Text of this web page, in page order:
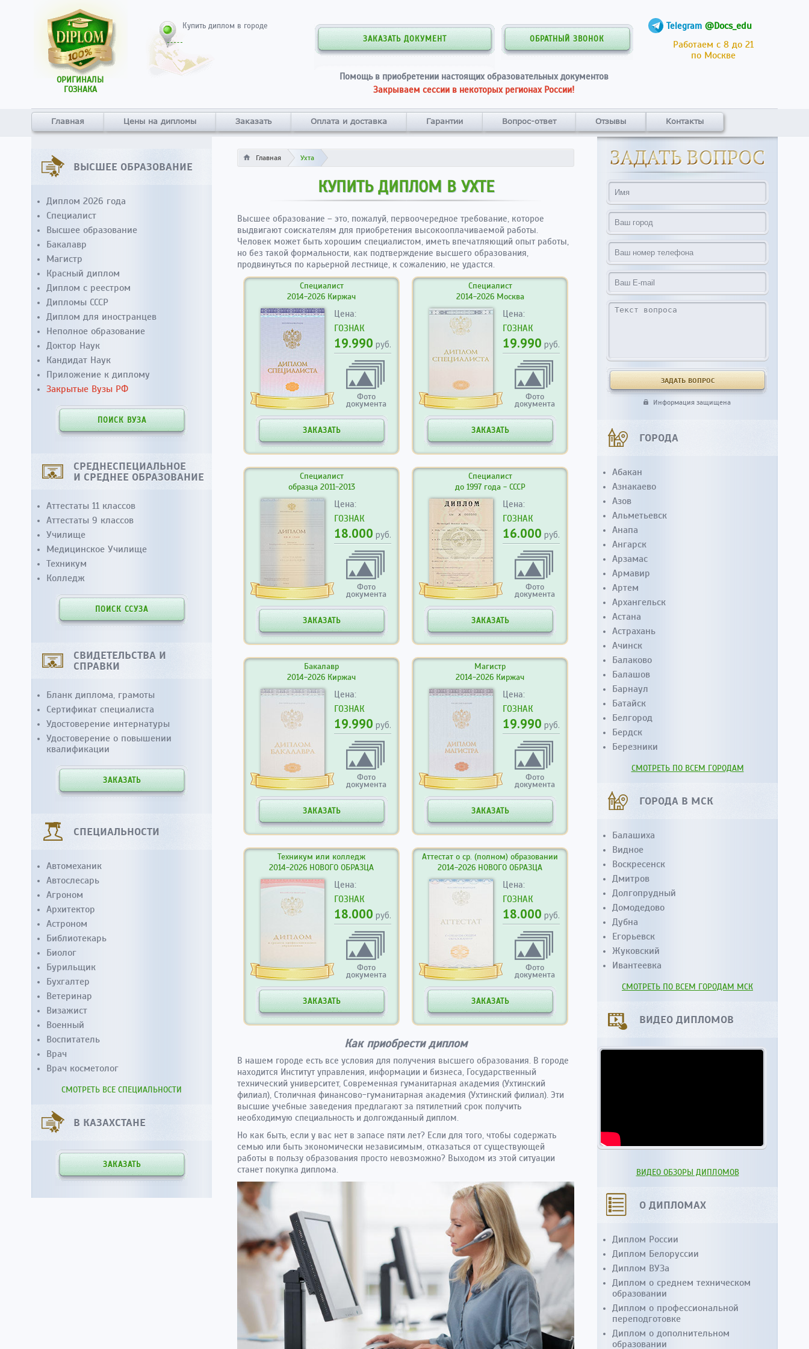
ОРИГИНАЛЫ
ГОЗНАКА
Купить диплом в городе Telegram @Docs_edu
Работаем с 8 до 21
по Москве
ЗАКАЗАТЬ ДОКУМЕНТ ОБРАТНЫЙ ЗВОНОК
Помощь в приобретении настоящих образовательных документов
Закрываем сессии в некоторых регионах России!
Главная Цены на дипломы Заказать Оплата и доставка Гарантии Вопрос-ответ Отзывы Контакты
Главная Ухта
КУПИТЬ ДИПЛОМ В УХТЕ
Высшее образование – это, пожалуй, первоочередное требование, которое
выдвигают соискателям для приобретения высокооплачиваемой работы.
Человек может быть хорошим специалистом, иметь впечатляющий опыт работы,
но без такой формальности, как подтверждение высшего образования,
продвинуться по карьерной лестнице, к сожалению, не удастся.
Специалист
2014-2026 Киржач
Цена:
ГОЗНАК
19.990 руб.
Фото
документа
ЗАКАЗАТЬ
Специалист
2014-2026 Москва
Цена:
ГОЗНАК
19.990 руб.
Фото
документа
ЗАКАЗАТЬ
Специалист
образца 2011-2013
Цена:
ГОЗНАК
18.000 руб.
Фото
документа
ЗАКАЗАТЬ
Специалист
до 1997 года - СССР
Цена:
ГОЗНАК
16.000 руб.
Фото
документа
ЗАКАЗАТЬ
Бакалавр
2014-2026 Киржач
Цена:
ГОЗНАК
19.990 руб.
Фото
документа
ЗАКАЗАТЬ
Магистр
2014-2026 Киржач
Цена:
ГОЗНАК
19.990 руб.
Фото
документа
ЗАКАЗАТЬ
Техникум или колледж
2014-2026 НОВОГО ОБРАЗЦА
Цена:
ГОЗНАК
18.000 руб.
Фото
документа
ЗАКАЗАТЬ
Аттестат о ср. (полном) образовании
2014-2026 НОВОГО ОБРАЗЦА
Цена:
ГОЗНАК
18.000 руб.
Фото
документа
ЗАКАЗАТЬ
Как приобрести диплом
В нашем городе есть все условия для получения высшего образования. В городе
находится Институт управления, информации и бизнеса, Государственный
технический университет, Современная гуманитарная академия (Ухтинский
филиал), Столичная финансово-гуманитарная академия (Ухтинский филиал). Эти
высшие учебные заведения предлагают за пятилетний срок получить
необходимую специальность и долгожданный диплом.
Но как быть, если у вас нет в запасе пяти лет? Если для того, чтобы содержать
семью или быть экономически независимым, отказаться от существующей
работы в пользу образования просто невозможно? Выходом из этой ситуации
станет покупка диплома.
ВЫСШЕЕ ОБРАЗОВАНИЕ
Диплом 2026 года
Специалист
Высшее образование
Бакалавр
Магистр
Красный диплом
Диплом с реестром
Дипломы СССР
Диплом для иностранцев
Неполное образование
Доктор Наук
Кандидат Наук
Приложение к диплому
Закрытые Вузы РФ
ПОИСК ВУЗА
СРЕДНЕСПЕЦИАЛЬНОЕ
И СРЕДНЕЕ ОБРАЗОВАНИЕ
Аттестаты 11 классов
Аттестаты 9 классов
Училище
Медицинское Училище
Техникум
Колледж
ПОИСК ССУЗА
СВИДЕТЕЛЬСТВА И
СПРАВКИ
Бланк диплома, грамоты
Сертификат специалиста
Удостоверение интернатуры
Удостоверение о повышении
квалификации
ЗАКАЗАТЬ
СПЕЦИАЛЬНОСТИ
Автомеханик
Автослесарь
Агроном
Архитектор
Астроном
Библиотекарь
Биолог
Бурильщик
Бухгалтер
Ветеринар
Визажист
Военный
Воспитатель
Врач
Врач косметолог
СМОТРЕТЬ ВСЕ СПЕЦИАЛЬНОСТИ
В КАЗАХСТАНЕ
ЗАКАЗАТЬ
Информация защищена
ГОРОДА
Абакан
Азнакаево
Азов
Альметьевск
Анапа
Ангарск
Арзамас
Армавир
Артем
Архангельск
Астана
Астрахань
Ачинск
Балаково
Балашов
Барнаул
Батайск
Белгород
Бердск
Березники
СМОТРЕТЬ ПО ВСЕМ ГОРОДАМ
ГОРОДА В МСК
Балашиха
Видное
Воскресенск
Дмитров
Долгопрудный
Домодедово
Дубна
Егорьевск
Жуковский
Ивантеевка
СМОТРЕТЬ ПО ВСЕМ ГОРОДАМ МСК
ВИДЕО ДИПЛОМОВ
ВИДЕО ОБЗОРЫ ДИПЛОМОВ
О ДИПЛОМАХ
Диплом России
Диплом Белоруссии
Диплом ВУЗа
Диплом о среднем техническом
образовании
Диплом о профессиональной
переподготовке
Диплом о дополнительном
образовании